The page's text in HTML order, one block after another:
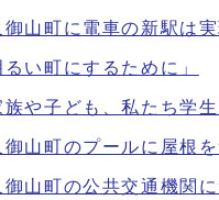
山町に電車の新駅は実
い町にするために」
や子ども、私たち学
山町のプールに屋根を
山町の公共交通機関に